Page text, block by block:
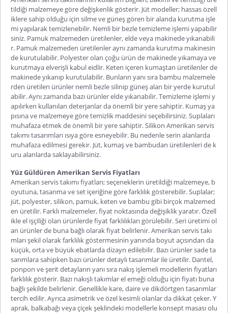
tildiği malzemeye göre değişkenlik gösterir. Jüt modeller; hassas özell
iklere sahip olduğu için silme ve güneş gören bir alanda kurutma işle
mi yapılarak temizlenebilir. Nemli bir bezle temizleme işlemi yapabilir
siniz. Pamuk malzemeden üretilenler, elde veya makinede yıkanabili
r. Pamuk malzemeden üretilenler aynı zamanda kurutma makinesin
de kurutulabilir. Polyester olan çoğu ürün de makinede yıkamaya ve
kurutmaya elverişli kabul eidlir. Keten içeren kumaştan üretilenler de
makinede yıkanıp kurutulabilir. Bunların yanı sıra bambu malzemele
rden üretilen ürünler nemli bezle silinip güneş alan bir yerde kurutul
abilir. Aynı zamanda bazı ürünler elde yıkanabilir. Temizleme işlemi y
apılırken kullanılan deterjanlar da önemli bir yere sahiptir. Kumaş ya
pısına ve malzemeye göre temizlik maddesini seçebilirsiniz. Suplaları
muhafaza etmek de önemli bir yere sahiptir. Silikon Amerikan servis
takımı tasarımları ısıya göre esneyebilir. Bu nedenle serin alanlarda
muhafaza edilmesi gerekir. Jüt, kumaş ve bambudan üretilenleri de k
uru alanlarda saklayabilirsiniz.
Yüz Güldüren Amerikan Servis Fiyatları
Amerikan servis takımı fiyatları; seçeneklerin üretildiği malzemeye, b
oyutuna, tasarıma ve set içeriğine göre farklılık gösterebilir. Suplalar;
jüt, polyester, silikon, pamuk, keten ve bambu gibi birçok malzemed
en üretilir. Farklı malzemeler, fiyat noktasında değişiklik yaratır. Özell
ikle el işçiliği olan ürünlerde fiyat farklılıkları görülebilir. Seri üretimi ol
an ürünler de buna bağlı olarak fiyat belirlenir. Amerikan servis takı
mları şekil olarak farklılık göstermesinin yanında boyut açısından da
küçük, orta ve büyük ebatlarda dizayn edilebilir. Bazı ürünler sade ta
sarımlara sahipken bazı ürünler detaylı tasarımlar ile üretilir. Dantel,
ponpon ve şerit detayların yanı sıra nakış işlemeli modellerin fiyatları
farklılık gösterir. Bazı nakışlı takımlar el emeği olduğu için fiyatı buna
bağlı şekilde belirlenir. Genellikle kare, daire ve dikdörtgen tasarımlar
tercih edilir. Ayrıca asimetrik ve özel kesimli olanlar da dikkat çeker. Y
aprak, balkabağı veya çiçek şeklindeki modellerle konsept masası olu